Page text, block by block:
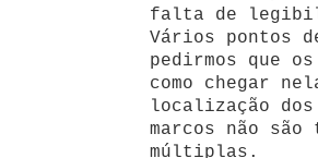
falta de
Vários pontos
pedirmos que
como chegar
localização dos
marcos não
múltiplas.